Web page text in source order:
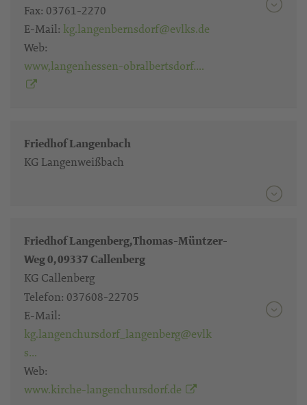
Fax: 03761-2270
E-Mail: kg.langenbernsdorf@evlks.de
Web:
www,langenhessen-obralbertsdorf….
Friedhof Langenbach
KG Langenweißbach
Friedhof Langenberg, Thomas-Müntzer-
Weg 0, 09337 Callenberg
KG Callenberg
Telefon: 037608-22705
E-Mail:
kg.langenchursdorf_langenberg@evlk
s…
Web:
www.kirche-langenchursdorf.de